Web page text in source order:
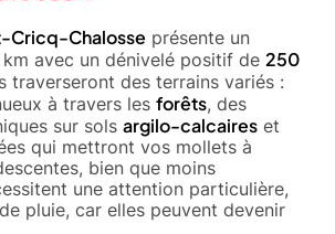
Cricq-Chalosse présente un
avec un dénivelé positif de 250
traverseront des terrains variés :
à travers les forêts, des
sur sols argilo-calcaires et
qui mettront vos mollets à
bien que moins
une attention particulière,
pluie, car elles peuvent devenir